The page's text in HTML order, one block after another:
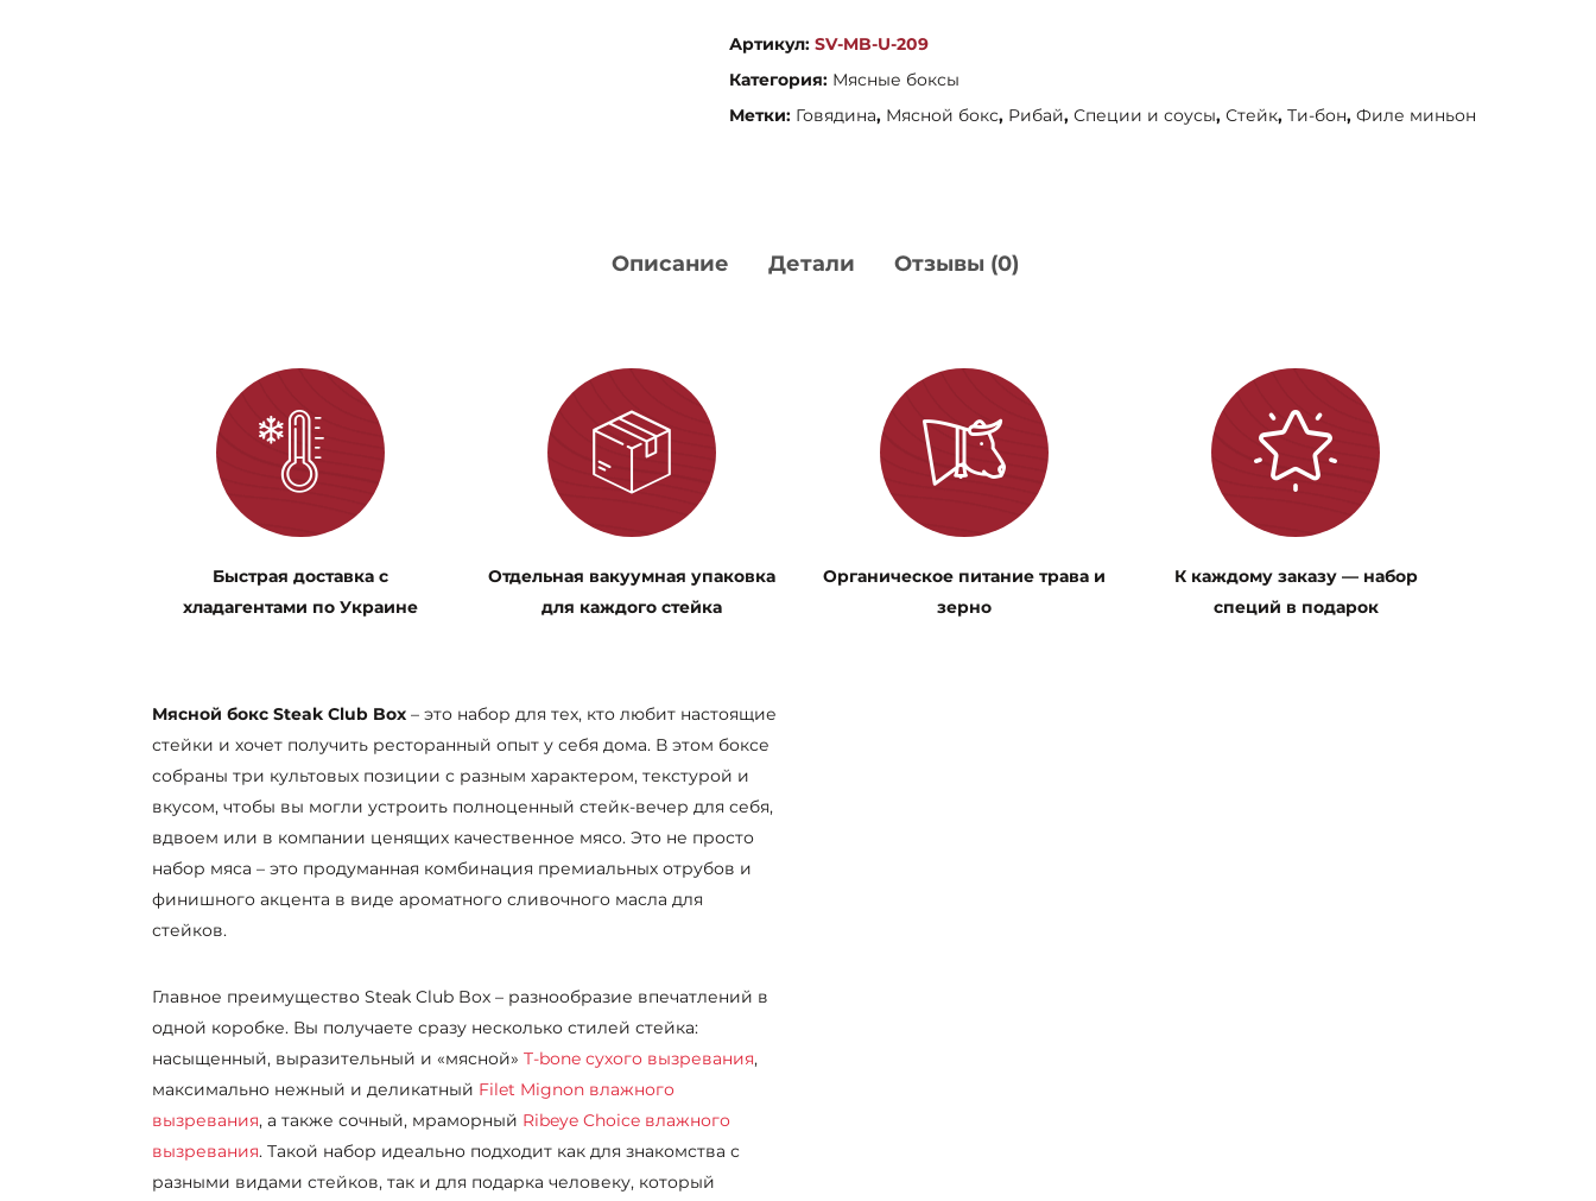
"Steak
Club
Box"
Артикул: SV-MB-U-209
Категория: Мясные боксы
Метки: Говядина, Мясной бокс, Рибай, Специи и соусы, Стейк, Ти-бон, Филе миньон
Описание Детали Отзывы (0)
Быстрая доставка с
хладагентами по Украине
Отдельная вакуумная упаковка
для каждого стейка
Органическое питание трава и
зерно
К каждому заказу — набор
специй в подарок
Мясной бокс Steak Club Box – это набор для тех, кто любит настоящие
стейки и хочет получить ресторанный опыт у себя дома. В этом боксе
собраны три культовых позиции с разным характером, текстурой и
вкусом, чтобы вы могли устроить полноценный стейк-вечер для себя,
вдвоем или в компании ценящих качественное мясо. Это не просто
набор мяса – это продуманная комбинация премиальных отрубов и
финишного акцента в виде ароматного сливочного масла для
стейков.
Главное преимущество Steak Club Box – разнообразие впечатлений в
одной коробке. Вы получаете сразу несколько стилей стейка:
насыщенный, выразительный и «мясной» T-bone сухого вызревания,
максимально нежный и деликатный Filet Mignon влажного
вызревания, а также сочный, мраморный Ribeye Choice влажного
вызревания. Такой набор идеально подходит как для знакомства с
разными видами стейков, так и для подарка человеку, который